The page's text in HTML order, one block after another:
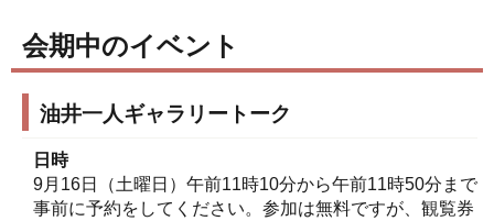
会期中のイベント
油井一人ギャラリートーク
日時
9月16日（土曜日）午前11時10分から午前11時50分まで
事前に予約をしてください。参加は無料ですが、観覧券